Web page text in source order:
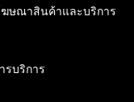
ษณาสินค้าและบริการ
รบริการ